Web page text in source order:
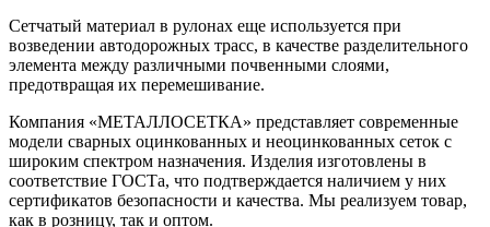
Сетчатый материал в рулонах еще используется при
возведении автодорожных трасс, в качестве разделительного
элемента между различными почвенными слоями,
предотвращая их перемешивание.
Компания «МЕТАЛЛОСЕТКА» представляет современные
модели сварных оцинкованных и неоцинкованных сеток с
широким спектром назначения. Изделия изготовлены в
соответствие ГОСТа, что подтверждается наличием у них
сертификатов безопасности и качества. Мы реализуем товар,
как в розницу, так и оптом.